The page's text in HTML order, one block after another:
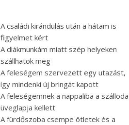
A családi kirándulás után a hátam is
figyelmet kért
A diákmunkám miatt szép helyeken
szállhatok meg
A feleségem szervezett egy utazást,
így mindenki új bringát kapott
A feleségemnek a nappaliba a szálloda
üveglapja kellett
A fürdőszoba csempe ötletek és a